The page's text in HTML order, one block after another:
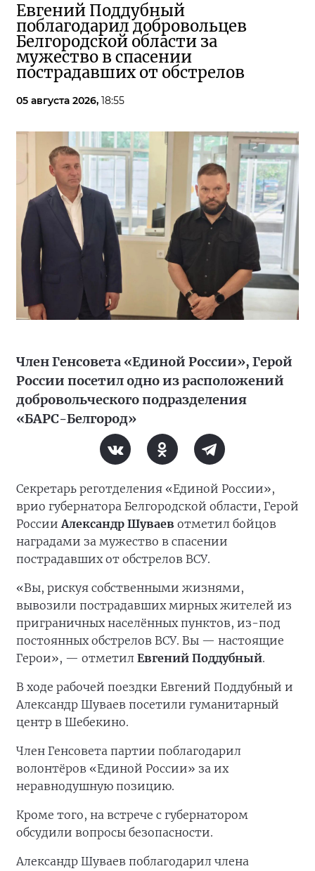
Евгений Поддубный
поблагодарил добровольцев
Белгородской области за
мужество в спасении
пострадавших от обстрелов
05 августа 2026, 18:55
Член Генсовета «Единой России», Герой
России посетил одно из расположений
добровольческого подразделения
«БАРС-Белгород»
Секретарь реготделения «Единой России»,
врио губернатора Белгородской области, Герой
РоссииАлександр Шуваев отметил бойцов
наградами за мужество в спасении
пострадавших от обстрелов ВСУ.
«Вы, рискуя собственными жизнями,
вывозили пострадавших мирных жителей из
приграничных населённых пунктов, из-под
постоянных обстрелов ВСУ. Вы — настоящие
Герои», — отметил Евгений Поддубный.
В ходе рабочей поездки Евгений Поддубный и
Александр Шуваев посетили гуманитарный
центр в Шебекино.
Член Генсовета партии поблагодарил
волонтёров «Единой России» за их
неравнодушную позицию.
Кроме того, на встрече с губернатором
обсудили вопросы безопасности.
Александр Шуваев поблагодарил члена